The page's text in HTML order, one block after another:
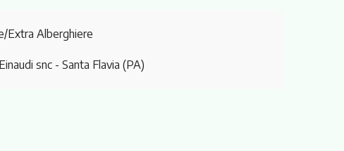
Extra Alberghiere
snc - Santa Flavia (PA)